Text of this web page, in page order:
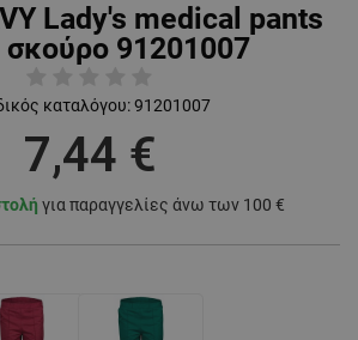
Lady's medical pants
91201007
καταλόγου: 91201007
7,44 €
για παραγγελίες άνω των 100 €